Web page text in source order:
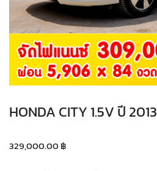
HONDA CITY 1.5V ปี 2013
329,000.00 ฿